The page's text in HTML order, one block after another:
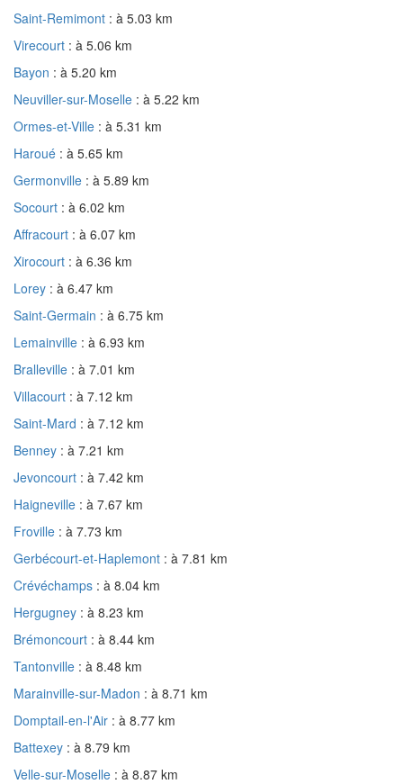
Saint-Remimont : à 5.03 km
Virecourt : à 5.06 km
Bayon : à 5.20 km
Neuviller-sur-Moselle : à 5.22 km
Ormes-et-Ville : à 5.31 km
Haroué : à 5.65 km
Germonville : à 5.89 km
Socourt : à 6.02 km
Affracourt : à 6.07 km
Xirocourt : à 6.36 km
Lorey : à 6.47 km
Saint-Germain : à 6.75 km
Lemainville : à 6.93 km
Bralleville : à 7.01 km
Villacourt : à 7.12 km
Saint-Mard : à 7.12 km
Benney : à 7.21 km
Jevoncourt : à 7.42 km
Haigneville : à 7.67 km
Froville : à 7.73 km
Gerbécourt-et-Haplemont : à 7.81 km
Crévéchamps : à 8.04 km
Hergugney : à 8.23 km
Brémoncourt : à 8.44 km
Tantonville : à 8.48 km
Marainville-sur-Madon : à 8.71 km
Domptail-en-l'Air : à 8.77 km
Battexey : à 8.79 km
Velle-sur-Moselle : à 8.87 km